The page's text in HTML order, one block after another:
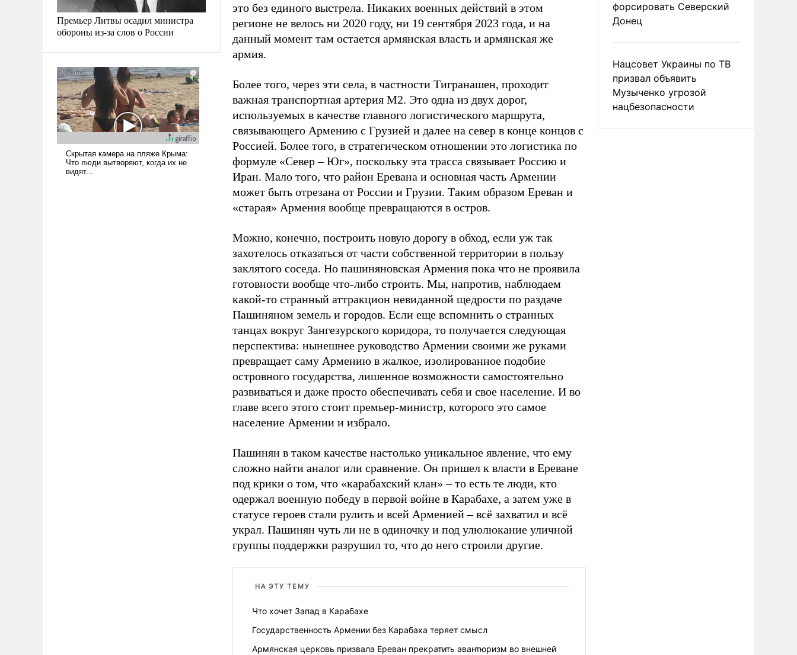
Премьер Литвы осадил министра
обороны из-за слов о России
это без единого выстрела. Никаких военных действий в этом
регионе не велось ни 2020 году, ни 19 сентября 2023 года, и на
данный момент там остается армянская власть и армянская же
армия.
Более того, через эти села, в частности Тигранашен, проходит
важная транспортная артерия М2. Это одна из двух дорог,
используемых в качестве главного логистического маршрута,
связывающего Армению с Грузией и далее на север в конце концов с
Россией. Более того, в стратегическом отношении это логистика по
формуле «Север – Юг», поскольку эта трасса связывает Россию и
Иран. Мало того, что район Еревана и основная часть Армении
может быть отрезана от России и Грузии. Таким образом Ереван и
«старая» Армения вообще превращаются в остров.
Можно, конечно, построить новую дорогу в обход, если уж так
захотелось отказаться от части собственной территории в пользу
заклятого соседа. Но пашиняновская Армения пока что не проявила
готовности вообще что-либо строить. Мы, напротив, наблюдаем
какой-то странный аттракцион невиданной щедрости по раздаче
Пашиняном земель и городов. Если еще вспомнить о странных
танцах вокруг Зангезурского коридора, то получается следующая
перспектива: нынешнее руководство Армении своими же руками
превращает саму Армению в жалкое, изолированное подобие
островного государства, лишенное возможности самостоятельно
развиваться и даже просто обеспечивать себя и свое население. И во
главе всего этого стоит премьер-министр, которого это самое
население Армении и избрало.
Пашинян в таком качестве настолько уникальное явление, что ему
сложно найти аналог или сравнение. Он пришел к власти в Ереване
под крики о том, что «карабахский клан» – то есть те люди, кто
одержал военную победу в первой войне в Карабахе, а затем уже в
статусе героев стали рулить и всей Арменией – всё захватил и всё
украл. Пашинян чуть ли не в одиночку и под улюлюкание уличной
группы поддержки разрушил то, что до него строили другие.
НА ЭТУ ТЕМУ
Что хочет Запад в Карабахе
Государственность Армении без Карабаха теряет смысл
Армянская церковь призвала Ереван прекратить авантюризм во внешней
форсировать Северский
Донец
Нацсовет Украины по ТВ
призвал объявить
Музыченко угрозой
нацбезопасности